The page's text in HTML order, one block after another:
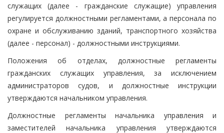
служащих (далее - гражданские служащие) управления
регулируется должностными регламентами, а персонала по
охране и обслуживанию зданий, транспортного хозяйства
(далее - персонал) - должностными инструкциями.
Положения об отделах, должностные регламенты
гражданских служащих управления, за исключением
администраторов судов, и должностные инструкции
утверждаются начальником управления.
Должностные регламенты начальника управления и
заместителей начальника управления утверждаются